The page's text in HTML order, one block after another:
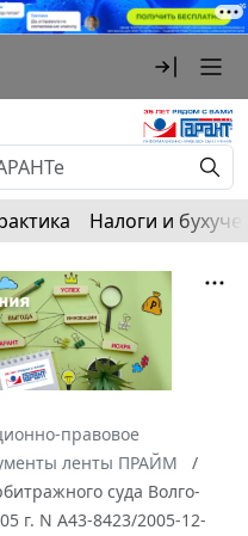
Налоги и
правовое
ленты ПРАЙМ
суда Волго-
г. N А43-8423/2005-12-